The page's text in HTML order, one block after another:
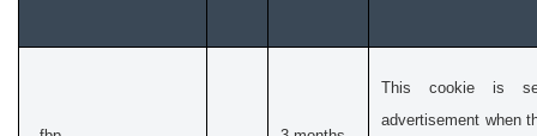
This cookie is
advertisement when